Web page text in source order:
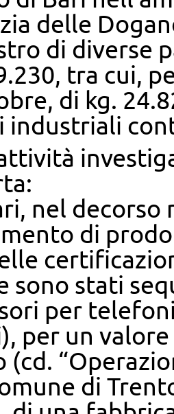
delle
di diverse
tra cui,
di kg.
industriali
nel decorso
di
sono stati
per
per un
(cd.
di